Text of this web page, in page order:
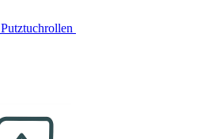
Putztuchrollen